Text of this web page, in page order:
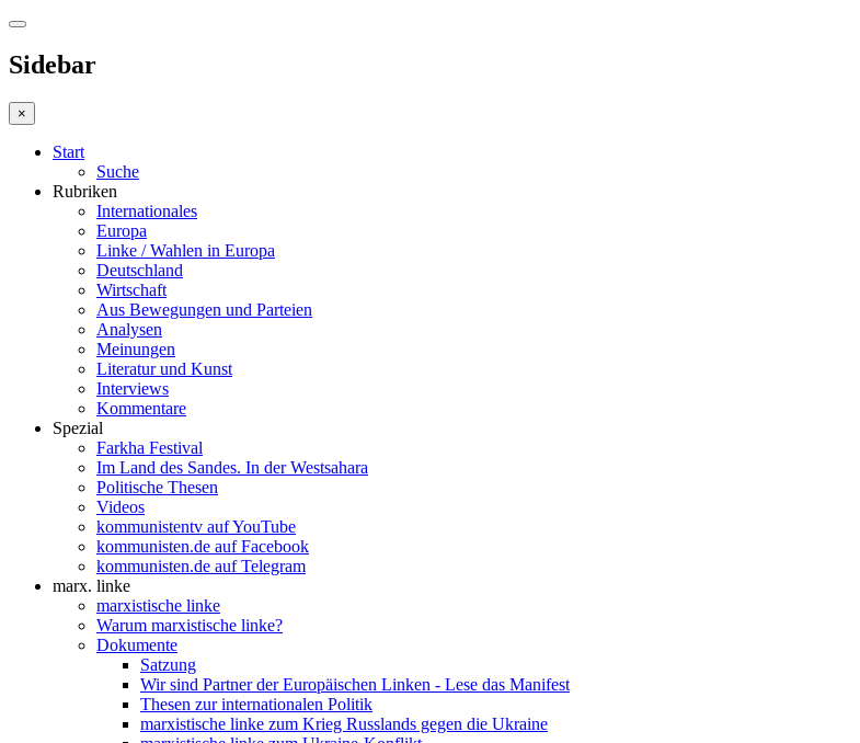
Sidebar
×
Start
Suche
Rubriken
Internationales
Europa
Linke / Wahlen in Europa
Deutschland
Wirtschaft
Aus Bewegungen und Parteien
Analysen
Meinungen
Literatur und Kunst
Interviews
Kommentare
Spezial
Farkha Festival
Im Land des Sandes. In der Westsahara
Politische Thesen
Videos
kommunistentv auf YouTube
kommunisten.de auf Facebook
kommunisten.de auf Telegram
marx. linke
marxistische linke
Warum marxistische linke?
Dokumente
Satzung
Wir sind Partner der Europäischen Linken - Lese das Manifest
Thesen zur internationalen Politik
marxistische linke zum Krieg Russlands gegen die Ukraine